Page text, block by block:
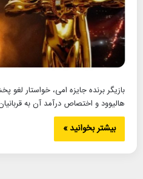
بازیگر برنده جایزه امی، خواستار
هالیوود و اختصاص درآمد آن به
بیشتر بخوانید »